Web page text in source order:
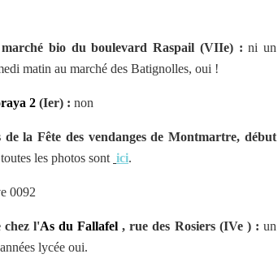
bio du boulevard Raspail (VIIe) : ni un
matin au marché des Batignolles, oui !
2 (Ier) : non
la Fête des vendanges de Montmartre, début
les photos sont ici.
chez l'As du Fallafel , rue des Rosiers (IVe ) : un
lycée oui.